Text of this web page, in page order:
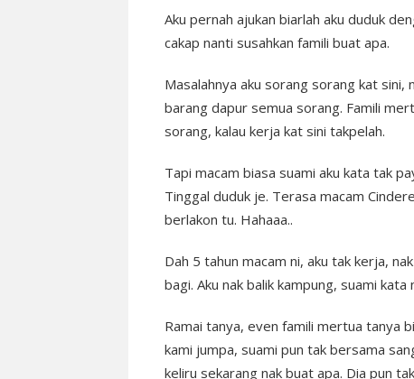
Aku pernah ajukan biarlah aku duduk
cakap nanti susahkan famili buat apa.
Masalahnya aku sorang sorang kat
barang dapur semua sorang. Famili
sorang, kalau kerja kat sini takpelah.
Tapi macam biasa suami aku kata tak
Tinggal duduk je. Terasa macam
berlakon tu. Hahaaa..
Dah 5 tahun macam ni, aku tak kerja,
bagi. Aku nak balik kampung, suami kata
Ramai tanya, even famili mertua tanya
kami jumpa, suami pun tak bersama
keliru sekarang nak buat apa. Dia pun